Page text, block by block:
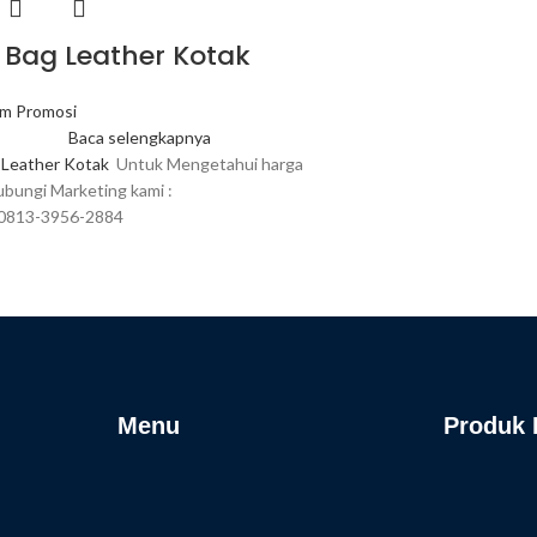
Leather Kotak
Promosi
Baca selengkapnya
Kotak Untuk Mengetahui harga
Marketing kami :
3956-2884
SMS / WA / BBM konfirmasi
menjumlahkan berapa yang akan di transfer
setiap barang lakukan Pembayaran
Menu Produk